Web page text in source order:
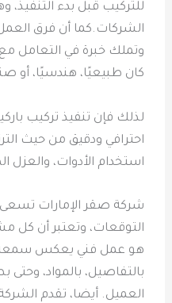
للتركيب قبل بدء
الشركات.كما أن فرق
وتملك خبرة في التعامل مع
كان طبيعيًا، هندسيًا، أو
لذلك فإن تنفيذ تركيب
احترافي ودقيق من حيث
استخدام الأدوات، والعزل
شركة صقر الإمارات تسعى
التوقعات، وتعتبر أن كل
هو عمل فني يعكس سمعة
بالتفاصيل، بالمواد،
العميل. أيضا، تقدم